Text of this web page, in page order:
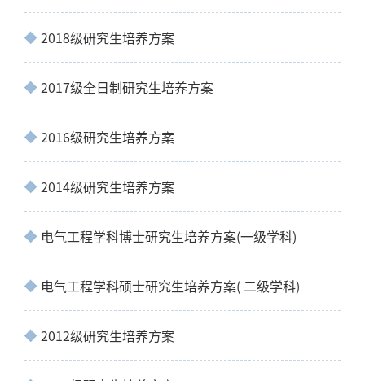
2018级研究生培养方案
2017级全日制研究生培养方案
2016级研究生培养方案
2014级研究生培养方案
电气工程学科博士研究生培养方案(一级学科)
电气工程学科硕士研究生培养方案( 二级学科)
2012级研究生培养方案